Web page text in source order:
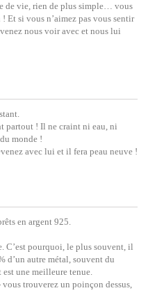
de vie, rien de plus simple… vous
Et si vous n’aimez pas vous sentir
nous voir avec et nous lui
partout ! Il ne craint ni eau, ni
monde !
avec lui et il fera peau neuve !
en argent 925.
C’est pourquoi, le plus souvent, il
d’un autre métal, souvent du
une meilleure tenue.
trouverez un poinçon dessus,